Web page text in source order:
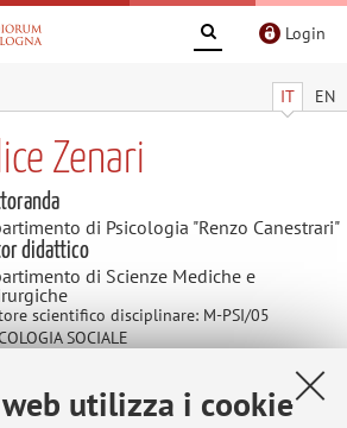
utilizza i cookie
Login
IT EN
Zenari
di Psicologia "Renzo Canestrari"
didattico
di Scienze Mediche e
scientifico disciplinare: M-PSI/05
SOCIALE